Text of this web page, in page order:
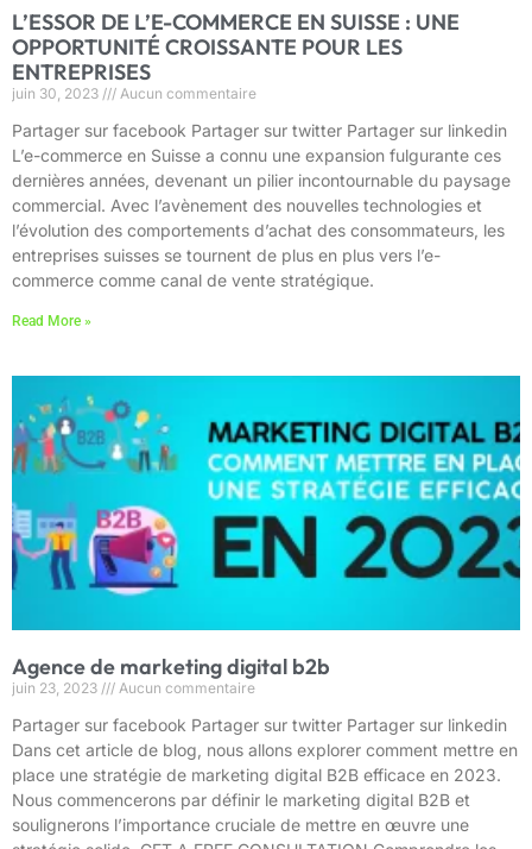
L’ESSOR DE L’E-COMMERCE EN SUISSE : UNE
OPPORTUNITÉ CROISSANTE POUR LES
ENTREPRISES
juin 30, 2023 Aucun commentaire
Partager sur facebook Partager sur twitter Partager sur linkedin
L’e-commerce en Suisse a connu une expansion fulgurante ces
dernières années, devenant un pilier incontournable du paysage
commercial. Avec l’avènement des nouvelles technologies et
l’évolution des comportements d’achat des consommateurs, les
entreprises suisses se tournent de plus en plus vers l’e-
commerce comme canal de vente stratégique.
Read More »
Agence de marketing digital b2b
juin 23, 2023 Aucun commentaire
Partager sur facebook Partager sur twitter Partager sur linkedin
Dans cet article de blog, nous allons explorer comment mettre en
place une stratégie de marketing digital B2B efficace en 2023.
Nous commencerons par définir le marketing digital B2B et
soulignerons l’importance cruciale de mettre en œuvre une